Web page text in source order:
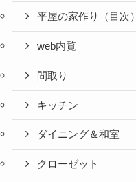
平屋の家作り（目次）
web内覧
間取り
キッチン
ダイニング＆和室
クローゼット